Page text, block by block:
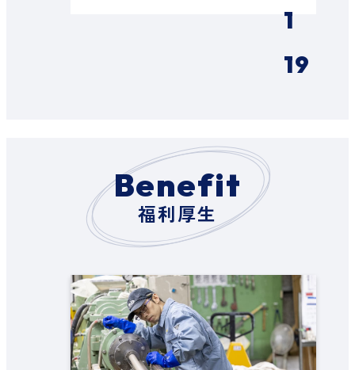
1
19
Benefit
福利厚生